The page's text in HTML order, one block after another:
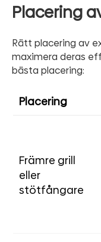
Placering
Rätt placering av
maximera deras
bästa placering:
Placering
Främre grill
eller
stötfångare